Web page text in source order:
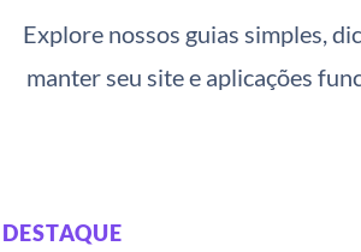
Explore nossos guias simples,
manter seu site e aplicações